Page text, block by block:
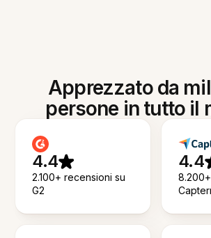
Apprezzato da
persone in tutto il
4.4
2.100+ recensioni su
G2
4.4